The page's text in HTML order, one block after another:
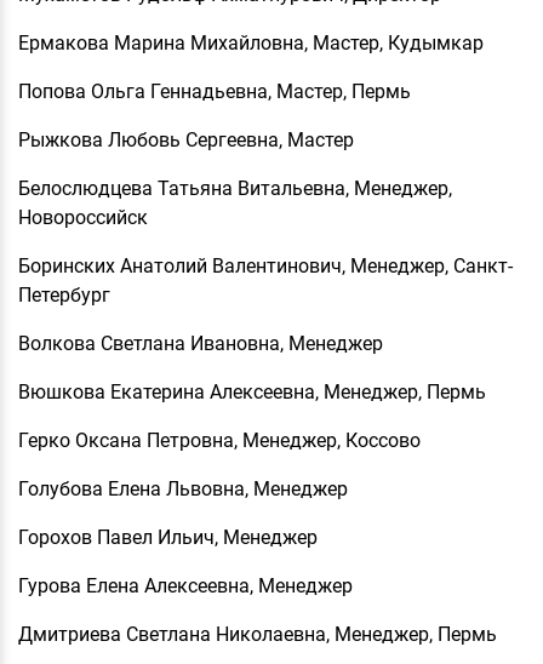
Ермакова Марина Михайловна, Мастер, Кудымкар
Попова Ольга Геннадьевна, Мастер, Пермь
Рыжкова Любовь Сергеевна, Мастер
Белослюдцева Татьяна Витальевна, Менеджер,
Новороссийск
Боринских Анатолий Валентинович, Менеджер, Санкт-
Петербург
Волкова Светлана Ивановна, Менеджер
Вюшкова Екатерина Алексеевна, Менеджер, Пермь
Герко Оксана Петровна, Менеджер, Коссово
Голубова Елена Львовна, Менеджер
Горохов Павел Ильич, Менеджер
Гурова Елена Алексеевна, Менеджер
Дмитриева Светлана Николаевна, Менеджер, Пермь